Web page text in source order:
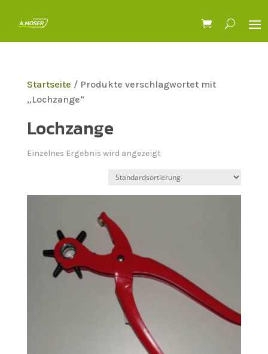
Startseite / Produkte verschlagwortet mit
„Lochzange“
Lochzange
Einzelnes Ergebnis wird angezeigt